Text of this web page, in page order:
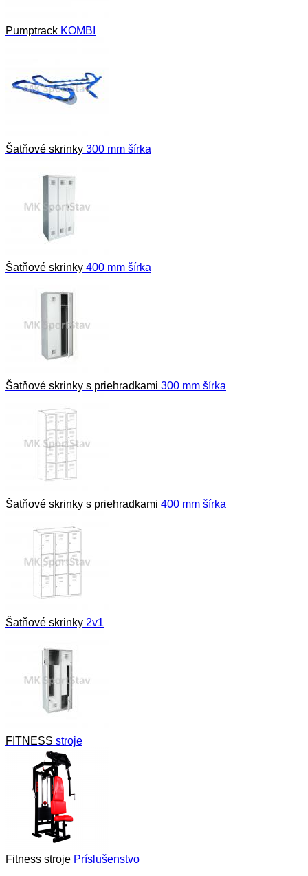
Pumptrack KOMBI
Šatňové skrinky 300 mm šírka
Šatňové skrinky 400 mm šírka
Šatňové skrinky s priehradkami 300 mm šírka
Šatňové skrinky s priehradkami 400 mm šírka
Šatňové skrinky 2v1
FITNESS stroje
Fitness stroje Príslušenstvo